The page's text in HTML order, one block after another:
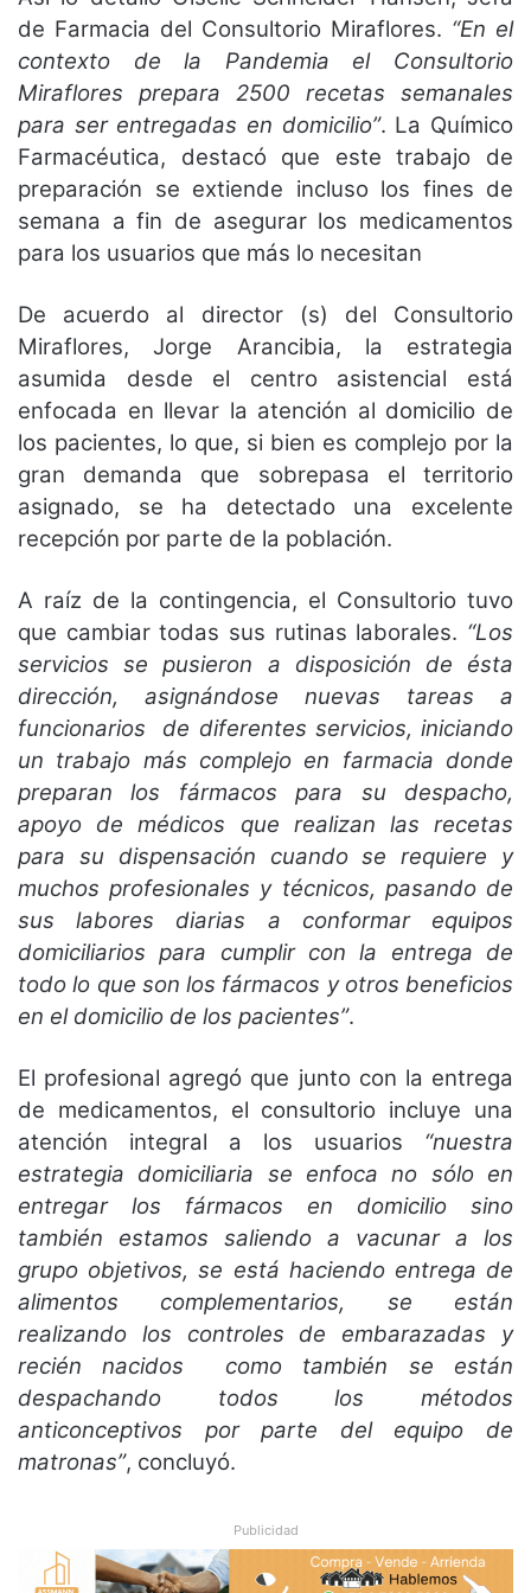
de Farmacia del Consultorio Miraflores. “En el
contexto de la Pandemia el Consultorio
Miraflores prepara 2500 recetas semanales
para ser entregadas en domicilio”. La Químico
Farmacéutica, destacó que este trabajo de
preparación se extiende incluso los fines de
semana a fin de asegurar los medicamentos
para los usuarios que más lo necesitan
De acuerdo al director (s) del Consultorio
Miraflores, Jorge Arancibia, la estrategia
asumida desde el centro asistencial está
enfocada en llevar la atención al domicilio de
los pacientes, lo que, si bien es complejo por la
gran demanda que sobrepasa el territorio
asignado, se ha detectado una excelente
recepción por parte de la población.
A raíz de la contingencia, el Consultorio tuvo
que cambiar todas sus rutinas laborales. “Los
servicios se pusieron a disposición de ésta
dirección, asignándose nuevas tareas a
funcionarios de diferentes servicios, iniciando
un trabajo más complejo en farmacia donde
preparan los fármacos para su despacho,
apoyo de médicos que realizan las recetas
para su dispensación cuando se requiere y
muchos profesionales y técnicos, pasando de
sus labores diarias a conformar equipos
domiciliarios para cumplir con la entrega de
todo lo que son los fármacos y otros beneficios
en el domicilio de los pacientes”.
El profesional agregó que junto con la entrega
de medicamentos, el consultorio incluye una
atención integral a los usuarios “nuestra
estrategia domiciliaria se enfoca no sólo en
entregar los fármacos en domicilio sino
también estamos saliendo a vacunar a los
grupo objetivos, se está haciendo entrega de
alimentos complementarios, se están
realizando los controles de embarazadas y
recién nacidos como también se están
despachando todos los métodos
anticonceptivos por parte del equipo de
matronas”, concluyó.
Publicidad